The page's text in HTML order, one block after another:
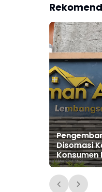
Disomasi
Konsumen
Rp186 Juta